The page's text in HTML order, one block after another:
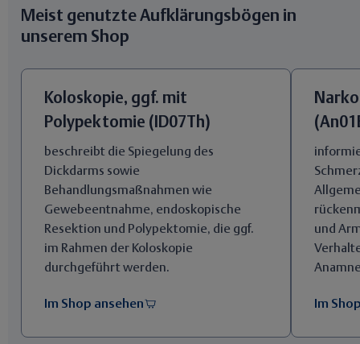
Meist genutzte Aufklärungsbögen in
unserem Shop
Koloskopie, ggf. mit
Polypektomie (ID07Th)
beschreibt die Spiegelung des
Dickdarms sowie
Behandlungsmaßnahmen wie
Gewebeentnahme, endoskopische
Resektion und Polypektomie, die ggf.
im Rahmen der Koloskopie
durchgeführt werden.
Im Shop ansehen
und
Im